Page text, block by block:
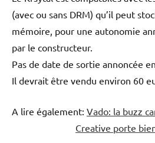
(avec ou sans DRM) qu’il peut
mémoire, pour une autonomie
par le constructeur.
Pas de date de sortie annoncée
Il devrait être vendu environ 60
A lire également: Vado: la buzz
Creative porte